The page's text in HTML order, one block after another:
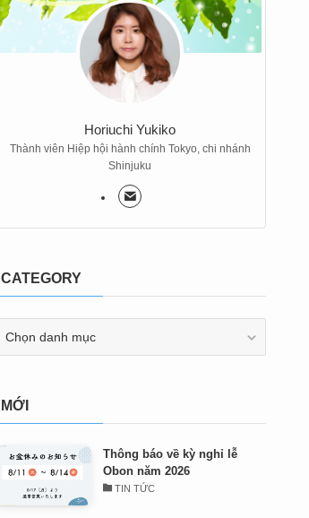
Horiuchi Yukiko
Thành viên Hiệp hội hành chính Tokyo, chi nhánh
Shinjuku
CATEGORY
MỚI
Thông báo về kỳ nghỉ lễ
Obon năm 2026
TIN TỨC